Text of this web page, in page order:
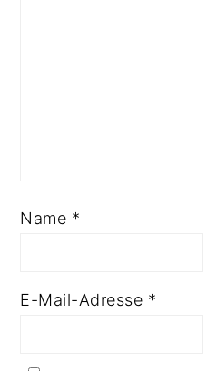
Name *
E-Mail-Adresse *